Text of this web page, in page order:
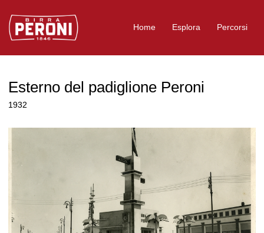
Logo Birra Peroni
Home Esplora Percorsi
Esterno del padiglione Peroni
1932